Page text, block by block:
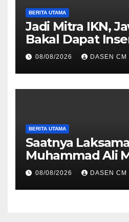
BERITA UTAMA
Jadi Mitra IKN,
Bakal Dapat
08/08/2026 DASEN CM
BERITA UTAMA
Saatnya
Muhammad Ali
TNI: Menjaga
Politik dan
Antarmatra
08/08/2026 DASEN CM